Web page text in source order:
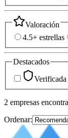
Valoración
4.5+ estrellas
Destacados
Verificada
2 empresas
Ordenar: